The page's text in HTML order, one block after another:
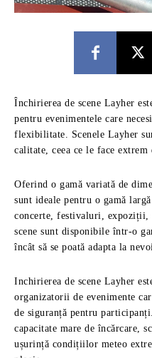
Închirierea de scene Layher
pentru evenimentele care
flexibilitate. Scenele Layher
calitate, ceea ce le face
Oferind o gamă variată de
sunt ideale pentru o gamă
concerte, festivaluri, expoziții,
scene sunt disponibile într-o
încât să se poată adapta la
Inchirierea de scene Layher
organizatorii de evenimente
de siguranță pentru
capacitate mare de încărcare,
ușurință condițiilor meteo